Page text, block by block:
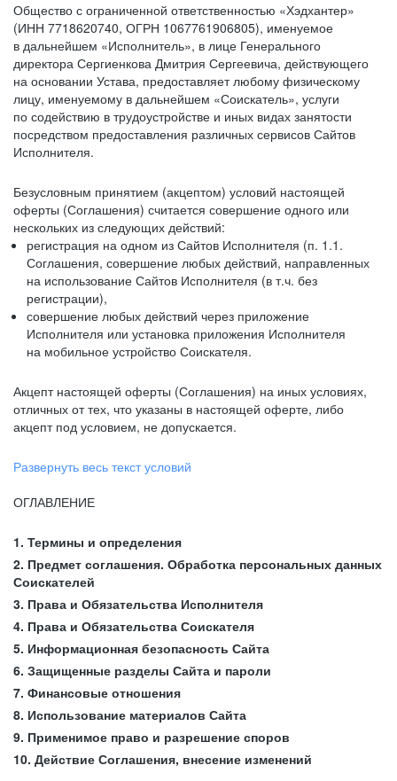
Общество с ограниченной ответственностью «Хэдхантер»
(ИНН 7718620740, ОГРН 1067761906805), именуемое
в дальнейшем «Исполнитель», в лице Генерального
директора Сергиенкова Дмитрия Сергеевича, действующего
на основании Устава, предоставляет любому физическому
лицу, именуемому в дальнейшем «Соискатель», услуги
по содействию в трудоустройстве и иных видах занятости
посредством предоставления различных сервисов Сайтов
Исполнителя.
Безусловным принятием (акцептом) условий настоящей
оферты (Соглашения) считается совершение одного или
нескольких из следующих действий:
регистрация на одном из Сайтов Исполнителя (п. 1.1.
Соглашения, совершение любых действий, направленных
на использование Сайтов Исполнителя (в т.ч. без
регистрации),
совершение любых действий через приложение
Исполнителя или установка приложения Исполнителя
на мобильное устройство Соискателя.
Акцепт настоящей оферты (Соглашения) на иных условиях,
отличных от тех, что указаны в настоящей оферте, либо
акцепт под условием, не допускается.
Развернуть весь текст условий
ОГЛАВЛЕНИЕ
1. Термины и определения
2. Предмет соглашения. Обработка персональных данных
Соискателей
3. Права и Обязательства Исполнителя
4. Права и Обязательства Соискателя
5. Информационная безопасность Сайта
6. Защищенные разделы Сайта и пароли
7. Финансовые отношения
8. Использование материалов Сайта
9. Применимое право и разрешение споров
10. Действие Соглашения, внесение изменений